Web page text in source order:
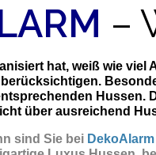
–
hat, weiß wie
über ausreichend
sind Sie bei